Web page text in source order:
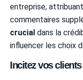
entreprise,
commentaires
crucial dans la
influencer les choix
Incitez vos